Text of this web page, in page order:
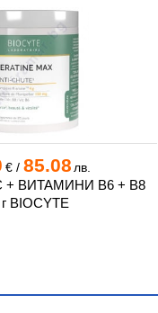
€/ 85.08 лв.
ВИТАМИНИ B6 + B8
BIOCYTE